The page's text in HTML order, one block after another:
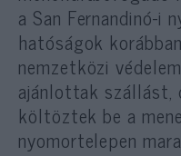
a San Fernandinó-i
hatóságok
nemzetközi
ajánlottak szállást,
költöztek be a
nyomortelepen